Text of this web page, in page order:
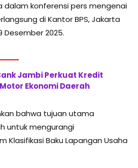
dalam konferensi pers mengenai
di Kantor BPS, Jakarta
Desember 2025.
Jambi Perkuat Kredit
Ekonomi Daerah
bahwa tujuan utama
untuk mengurangi
Klasifikasi Baku Lapangan Usaha